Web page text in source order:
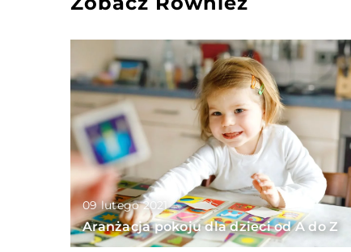
09 lutego 2021
Aranżacja pokoju dla dzieci od A do Z